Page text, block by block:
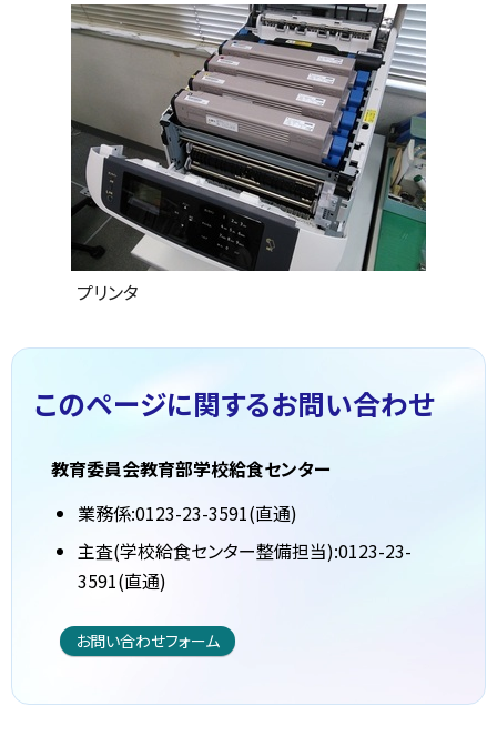
プリンタ
このページに関するお問い合わせ
教育委員会教育部学校給食センター
業務係:0123-23-3591(直通)
主査(学校給食センター整備担当):0123-23-
3591(直通)
お問い合わせフォーム